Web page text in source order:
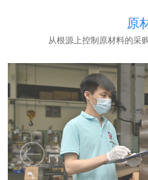
原
从根源上控制原材料的采